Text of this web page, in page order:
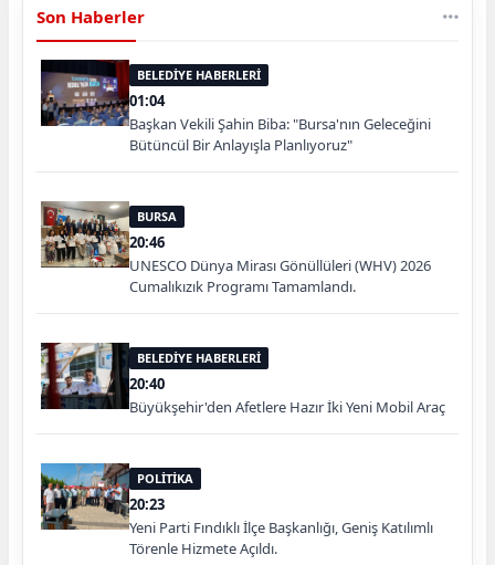
Son Haberler
BELEDİYE HABERLERİ
01:04
Başkan Vekili Şahin Biba: "Bursa'nın Geleceğini
Bütüncül Bir Anlayışla Planlıyoruz"
BURSA
20:46
UNESCO Dünya Mirası Gönüllüleri (WHV) 2026
Cumalıkızık Programı Tamamlandı.
BELEDİYE HABERLERİ
20:40
Büyükşehir'den Afetlere Hazır İki Yeni Mobil Araç
POLİTİKA
20:23
Yeni Parti Fındıklı İlçe Başkanlığı, Geniş Katılımlı
Törenle Hizmete Açıldı.